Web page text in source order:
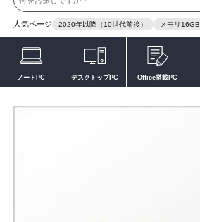
人気ページ 2020年以降（10世代前後） メモリ16GB
ノートPC デスクトップPC Office搭載PC